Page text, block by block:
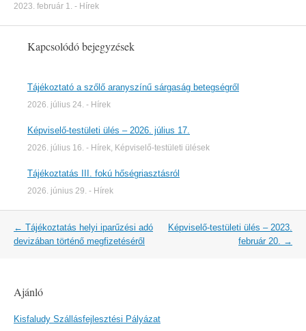
2023. február 1. - Hírek
Kapcsolódó bejegyzések
Tájékoztató a szőlő aranyszínű sárgaság betegségről
2026. július 24. - Hírek
Képviselő-testületi ülés – 2026. július 17.
2026. július 16. - Hírek Képviselő-testületi ülések
Tájékoztatás III. fokú hőségriasztásról
2026. június 29. - Hírek
Post
navigation
← Tájékoztatás helyi iparűzési adó
devizában történő megfizetéséről
Képviselő-testületi ülés – 2023.
február 20.
→
Ajánló
Kisfaludy Szállásfejlesztési Pályázat